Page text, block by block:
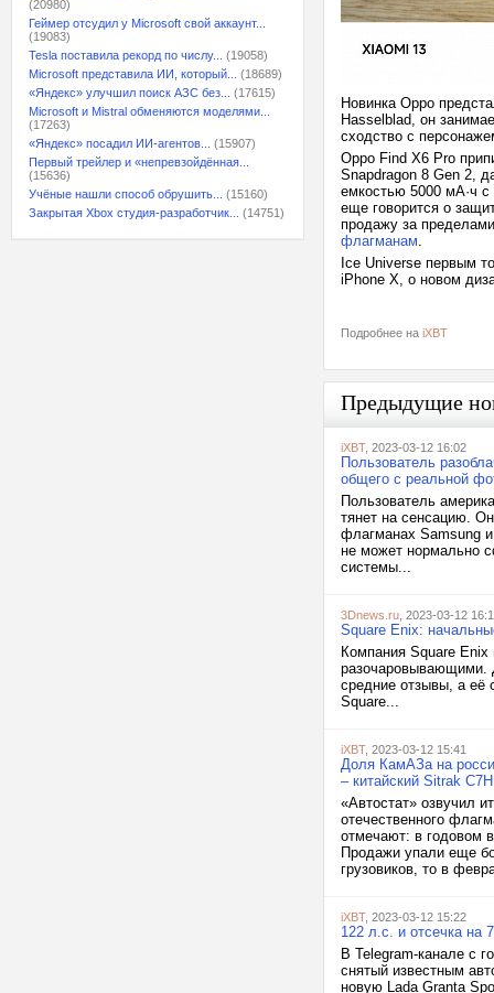
(20980)
Геймер отсудил у Microsoft свой аккаунт...
(19083)
Tesla поставила рекорд по числу...
(19058)
Microsoft представила ИИ, который...
(18689)
«Яндекс» улучшил поиск АЗС без...
(17615)
Microsoft и Mistral обменяются моделями...
(17263)
«Яндекс» посадил ИИ-агентов...
(15907)
Первый трейлер и «непревзойдённая...
(15636)
Учёные нашли способ обрушить...
(15160)
Закрытая Xbox студия-разработчик...
(14751)
Новинка Oppo
Hasselblad, он
сходство с
Oppo Find X6 Pro
Snapdragon 8 Gen 2,
емкостью 5000 мА·ч
еще говорится о
продажу за
флагманам.
Ice Universe первым
iPhone X, о новом
Подробнее на iXBT
Предыдущие
iXBT, 2023-03-12 16:02
Пользователь
общего с реальной
Пользователь
тянет на сенсацию.
флагманах Samsung
не может нормально
системы...
3Dnews.ru , 2023-03-12
Square Enix:
Компания Square Enix
разочаровывающими.
средние отзывы, а её
Square...
iXBT, 2023-03-12 15:41
Доля КамАЗа на
– китайский Sitrak C7H
«Автостат» озвучил
отечественного
отмечают: в годовом
Продажи упали еще
грузовиков, то в
iXBT, 2023-03-12 15:22
122 л.с. и отсечка на
В Telegram-канале с
снятый известным
новую Lada Granta